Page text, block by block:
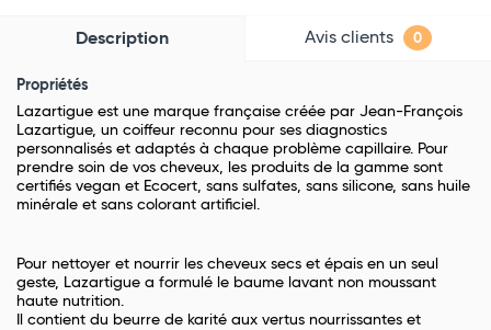
Description Avis clients 0
Propriétés
Lazartigue est une marque française créée par Jean-François
Lazartigue, un coiffeur reconnu pour ses diagnostics
personnalisés et adaptés à chaque problème capillaire. Pour
prendre soin de vos cheveux, les produits de la gamme sont
certifiés vegan et Ecocert, sans sulfates, sans silicone, sans huile
minérale et sans colorant artificiel.
Pour nettoyer et nourrir les cheveux secs et épais en un seul
geste, Lazartigue a formulé le baume lavant non moussant
haute nutrition.
Il contient du beurre de karité aux vertus nourrissantes et